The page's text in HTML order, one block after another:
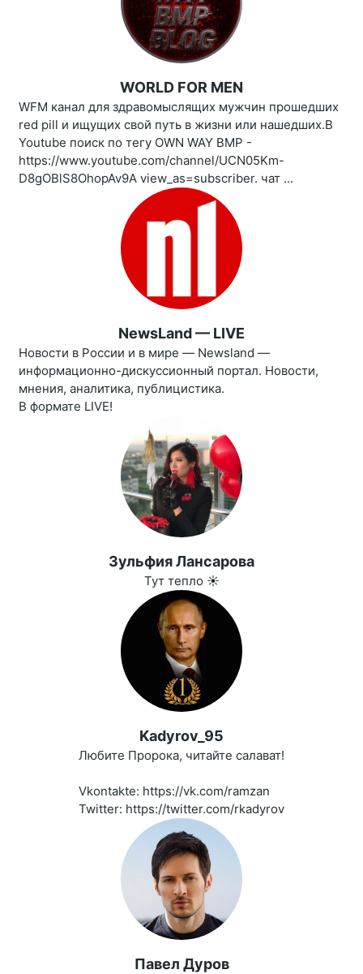
WORLD FOR MEN
WFM канал для здравомыслящих мужчин прошедших
red pill и ищущих свой путь в жизни или нашедших.В
Youtube поиск по тегу OWN WAY BMP -
https://www.youtube.com/channel/UCN05Km-
D8gOBlS8OhopAv9A view_as=subscriber. чат ...
NewsLand — LIVE
Новости в России и в мире — Newsland —
информационно-дискуссионный портал. Новости,
мнения, аналитика, публицистика.
В формате LIVE!
Зульфия Лансарова
Тут тепло ☀️
Kadyrov_95
Любите Пророка, читайте салават!
Vkontakte: https://vk.com/ramzan
Twitter: https://twitter.com/rkadyrov
Павел Дуров